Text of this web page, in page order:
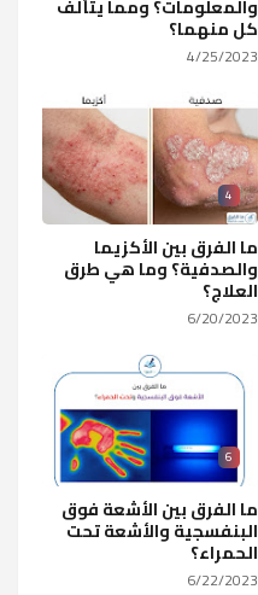
والمعلومات؟ ومما يتألف
كل منهما؟
4/25/2023
4
ما الفرق بين الأكزيما
والصدفية؟ وما هي طرق
العلاج؟
6/20/2023
6
ما الفرق بين الأشعة فوق
البنفسجية والأشعة تحت
الحمراء؟
6/22/2023